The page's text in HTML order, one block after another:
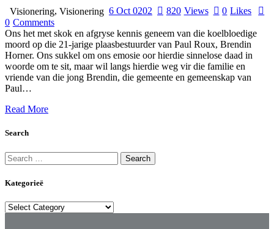
Visionering, Visionering 6 Oct 0202 820 Views 0 Likes
0 Comments
Ons het met skok en afgryse kennis geneem van die koelbloedige
moord op die 21-jarige plaasbestuurder van Paul Roux, Brendin
Horner. Ons sukkel om ons emosie oor hierdie sinnelose daad in
woorde om te sit, maar wil langs hierdie weg vir die familie en
vriende van die jong Brendin, die gemeente en gemeenskap van
Paul…
Read More
Search
Kategorieë